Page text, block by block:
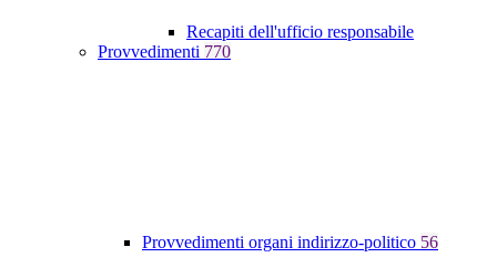
Recapiti dell'ufficio responsabile
Provvedimenti 770
Provvedimenti organi indirizzo-politico 56